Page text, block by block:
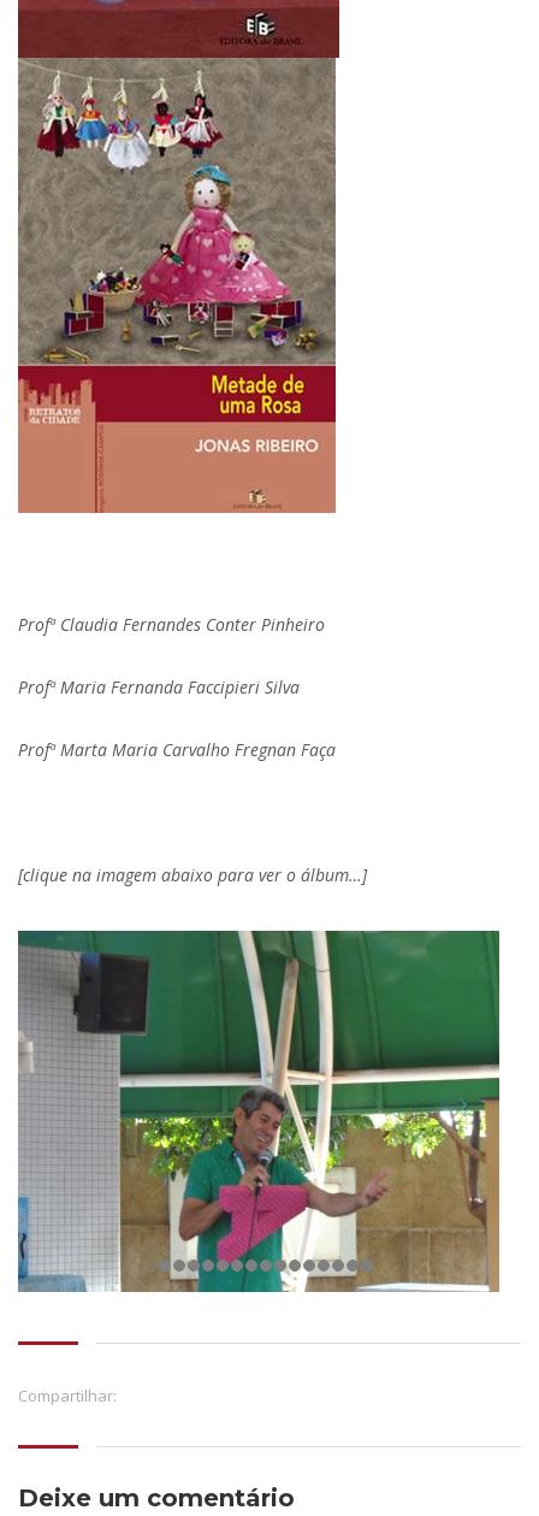
Profª Claudia Fernandes Conter Pinheiro
Profª Maria Fernanda Faccipieri Silva
Profª Marta Maria Carvalho Fregnan Faça
[clique na imagem abaixo para ver o álbum…]
Compartilhar:
Deixe um comentário